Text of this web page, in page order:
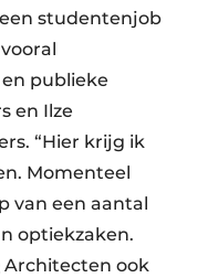
studentenjob
publieke
en Ilze
“Hier krijg ik
Momenteel
van een aantal
optiekzaken.
Architecten ook